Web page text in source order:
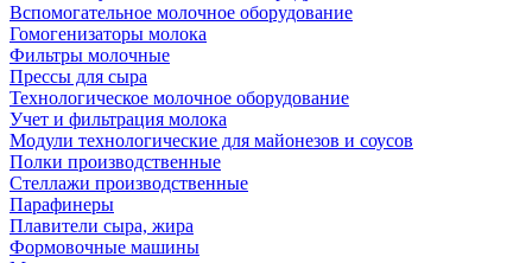
Вспомогательное молочное оборудование
Гомогенизаторы молока
Фильтры молочные
Прессы для сыра
Технологическое молочное оборудование
Учет и фильтрация молока
Модули технологические для майонезов и соусов
Полки производственные
Стеллажи производственные
Парафинеры
Плавители сыра, жира
Формовочные машины